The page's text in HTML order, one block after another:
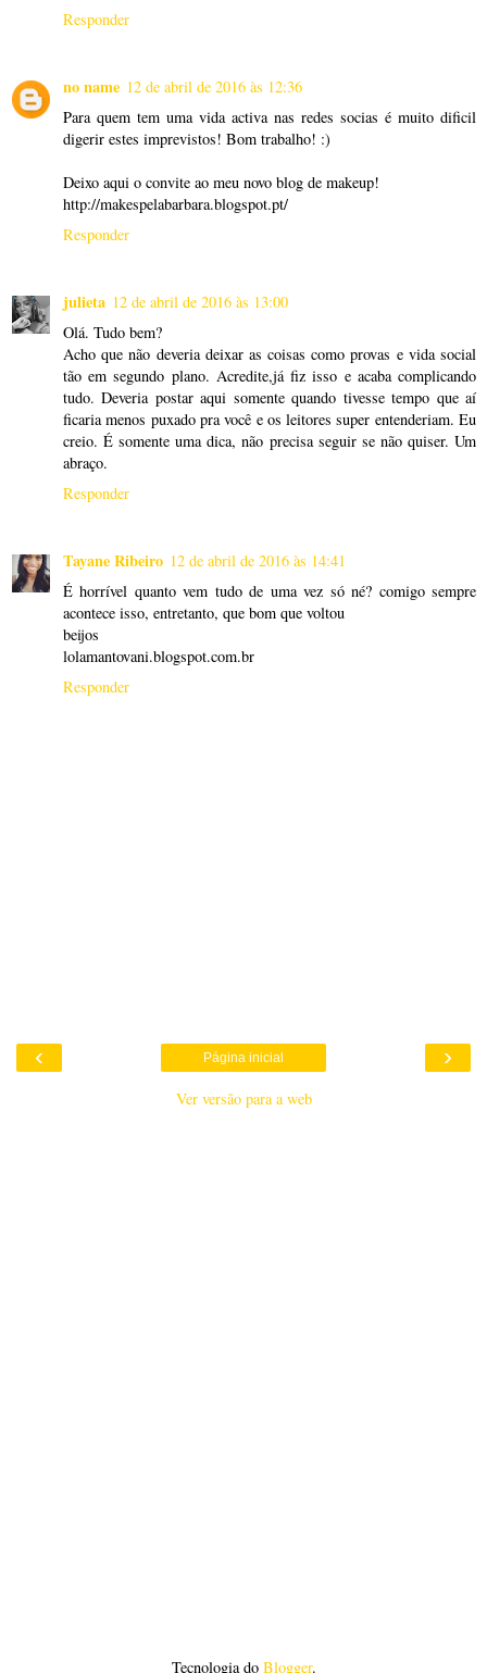
Responder
no name 12 de abril de 2016 às 12:36
Para quem tem uma vida activa nas redes socias é muito dificil
digerir estes imprevistos! Bom trabalho! :)
Deixo aqui o convite ao meu novo blog de makeup!
http://makespelabarbara.blogspot.pt/
Responder
julieta 12 de abril de 2016 às 13:00
Olá. Tudo bem?
Acho que não deveria deixar as coisas como provas e vida social
tão em segundo plano. Acredite,já fiz isso e acaba complicando
tudo. Deveria postar aqui somente quando tivesse tempo que aí
ficaria menos puxado pra você e os leitores super entenderiam. Eu
creio. É somente uma dica, não precisa seguir se não quiser. Um
abraço.
Responder
Tayane Ribeiro 12 de abril de 2016 às 14:41
É horrível quanto vem tudo de uma vez só né? comigo sempre
acontece isso, entretanto, que bom que voltou
beijos
lolamantovani.blogspot.com.br
Responder
‹ ›
Página inicial
Ver versão para a web
Tecnologia do Blogger.